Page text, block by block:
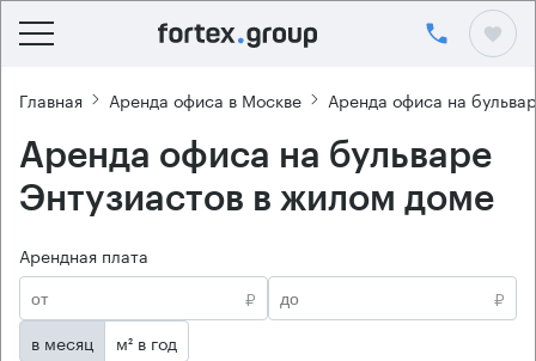
Главная Аренда офиса в Москве Аренда офиса на
Аренда офиса на бульваре
Энтузиастов в жилом доме
Арендная плата
₽
₽
в месяц
м² в год